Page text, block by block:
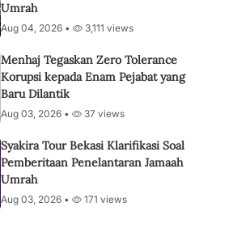
Umrah
Aug 04, 2026 • 3,111 views
Menhaj Tegaskan Zero Tolerance
Korupsi kepada Enam Pejabat yang
Baru Dilantik
Aug 03, 2026 • 37 views
Syakira Tour Bekasi Klarifikasi Soal
Pemberitaan Penelantaran Jamaah
Umrah
Aug 03, 2026 • 171 views